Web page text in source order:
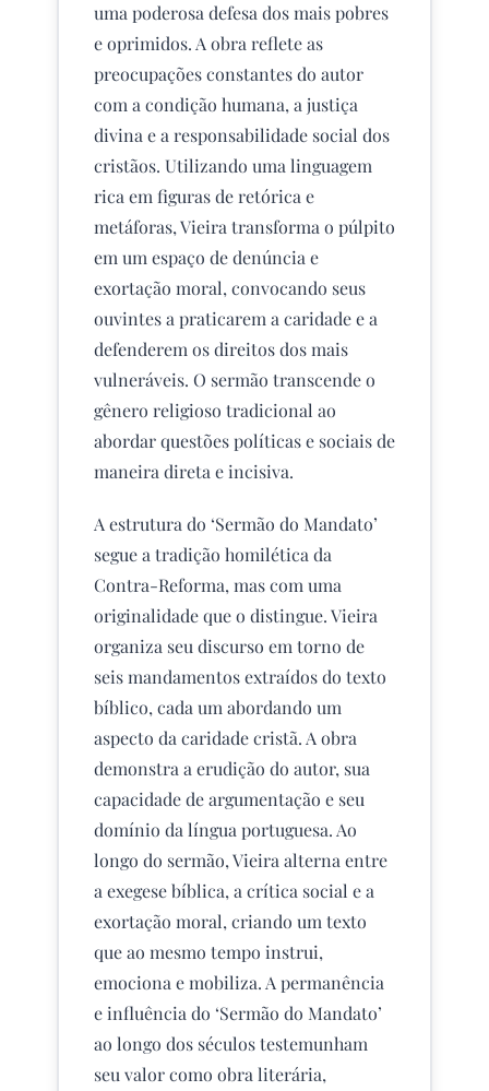
uma poderosa defesa dos mais pobres
e oprimidos. A obra reflete as
preocupações constantes do autor
com a condição humana, a justiça
divina e a responsabilidade social dos
cristãos. Utilizando uma linguagem
rica em figuras de retórica e
metáforas, Vieira transforma o púlpito
em um espaço de denúncia e
exortação moral, convocando seus
ouvintes a praticarem a caridade e a
defenderem os direitos dos mais
vulneráveis. O sermão transcende o
gênero religioso tradicional ao
abordar questões políticas e sociais de
maneira direta e incisiva.
A estrutura do ‘Sermão do Mandato’
segue a tradição homilética da
Contra-Reforma, mas com uma
originalidade que o distingue. Vieira
organiza seu discurso em torno de
seis mandamentos extraídos do texto
bíblico, cada um abordando um
aspecto da caridade cristã. A obra
demonstra a erudição do autor, sua
capacidade de argumentação e seu
domínio da língua portuguesa. Ao
longo do sermão, Vieira alterna entre
a exegese bíblica, a crítica social e a
exortação moral, criando um texto
que ao mesmo tempo instrui,
emociona e mobiliza. A permanência
e influência do ‘Sermão do Mandato’
ao longo dos séculos testemunham
seu valor como obra literária,